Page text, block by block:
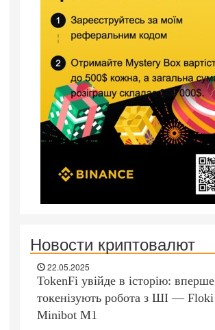
Новости криптовалют
22.05.2025
TokenFi увійде в історію: вперше
токенізують робота з ШІ — Floki
Minibot M1